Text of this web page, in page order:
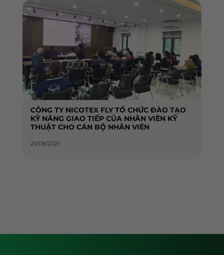
CÔNG TY NICOTEX FLY TỔ CHỨC ĐÀO TẠO
KỸ NĂNG GIAO TIẾP CỦA NHÂN VIÊN KỸ
THUẬT CHO CÁN BỘ NHÂN VIÊN
25/08/2025